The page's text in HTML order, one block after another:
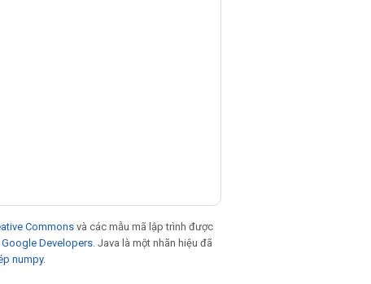
Commons và các mẫu mã lập trình được
Developers . Java là một nhãn hiệu đã
numpy.